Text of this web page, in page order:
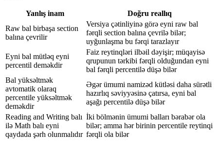
Yanlış inam
Doğru reallıq
Raw bal birbaşa section
balına çevrilir
Versiya çətinliyinə görə eyni raw bal
fərqli section balına çevrilə bilər;
uyğunlaşma bu fərqi tarazlayır
Eyni bal mütləq eyni
percentil deməkdir
Faiz reytinqləri ilbəil dəyişir; müqayisə
qrupunun tərkibi fərqli olduğundan eyni
bal fərqli percentilə düşə bilər
Bal yüksəltmək
avtomatik olaraq
percentile yüksəltmək
deməkdir
Əgər ümumi namizəd kütləsi daha sürətli
hazırlıq səviyyəsinə çatırsa, eyni bal
aşağı percentilə düşə bilər
Reading and Writing balı
ilə Math balı eyni
qaydada şərh olunmalıdır
İki bölmənin ümumi balları bərabər ola
bilər; amma hər birinin percentile reytinqi
fərqli ola bilər